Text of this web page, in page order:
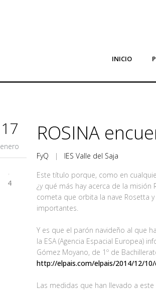
INICIO
17
enero
4
ROSINA
FyQ | IES Valle del Saja
Este título porque, como en
¿y qué más hay acerca de la
cometa que orbita la nave Rosetta
importantes.
Y es que el parón navideño al que
la ESA (Agencia Espacial Europea)
Gómez Moyano, de 1º de
http://elpais.com/elpais/2014/12/
Las medidas que han llevado a